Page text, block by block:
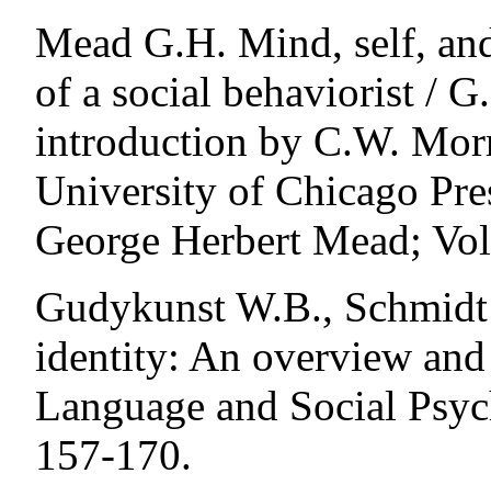
Mead G.H. Mind, self,
of a social behaviorist /
introduction by C.W.
University of Chicago
George Herbert Mead;
Gudykunst W.B.,
identity: An overview
Language and Social
157-170.